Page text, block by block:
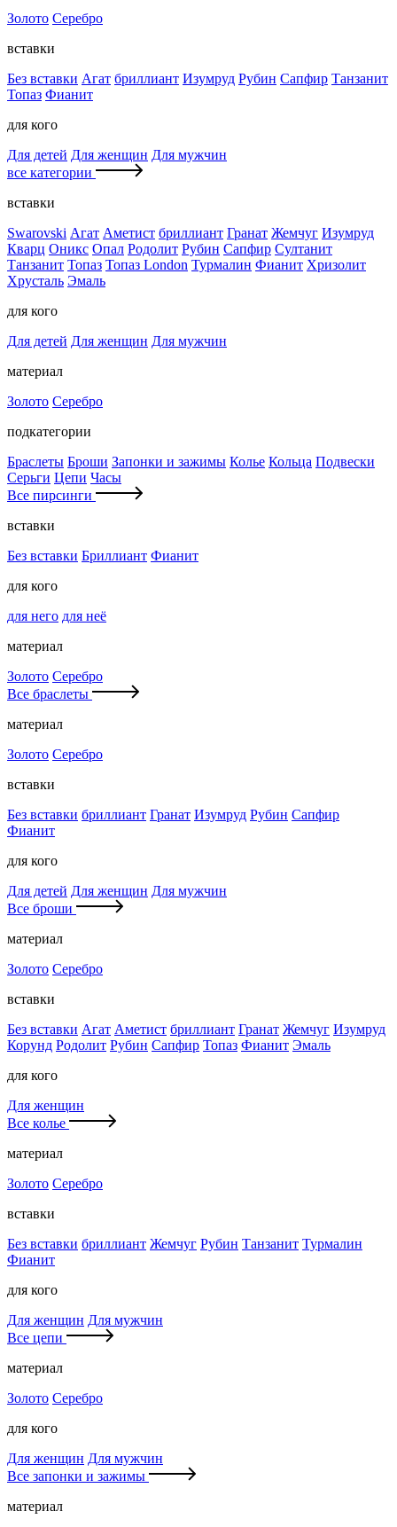
Золото Серебро
вставки
Без вставки Агат бриллиант Изумруд Рубин Сапфир Танзанит
Топаз Фианит
для кого
Для детей Для женщин Для мужчин
все категории
вставки
Swarovski Агат Аметист бриллиант Гранат Жемчуг Изумруд
Кварц Оникс Опал Родолит Рубин Сапфир Султанит
Танзанит Топаз Топаз London Турмалин Фианит Хризолит
Хрусталь Эмаль
для кого
Для детей Для женщин Для мужчин
материал
Золото Серебро
подкатегории
Браслеты Броши Запонки и зажимы Колье Кольца Подвески
Серьги Цепи Часы
Все пирсинги
вставки
Без вставки Бриллиант Фианит
для кого
для него для неё
материал
Золото Серебро
Все браслеты
материал
Золото Серебро
вставки
Без вставки бриллиант Гранат Изумруд Рубин Сапфир
Фианит
для кого
Для детей Для женщин Для мужчин
Все броши
материал
Золото Серебро
вставки
Без вставки Агат Аметист бриллиант Гранат Жемчуг Изумруд
Корунд Родолит Рубин Сапфир Топаз Фианит Эмаль
для кого
Для женщин
Все колье
материал
Золото Серебро
вставки
Без вставки бриллиант Жемчуг Рубин Танзанит Турмалин
Фианит
для кого
Для женщин Для мужчин
Все цепи
материал
Золото Серебро
для кого
Для женщин Для мужчин
Все запонки и зажимы
материал